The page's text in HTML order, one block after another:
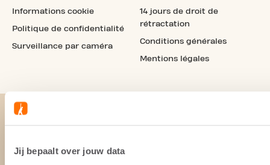
Jij bepaalt over jouw data
Informations cookie
Politique de confidentialité
Surveillance par caméra
14 jours de droit de
rétractation
Conditions générales
Mentions légales